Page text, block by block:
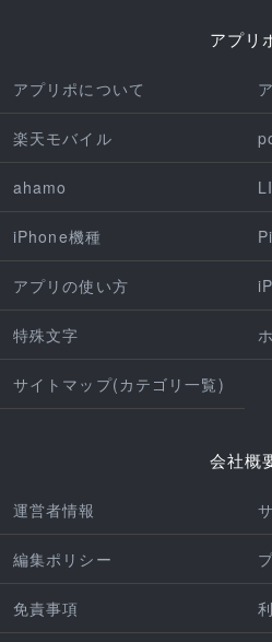
アプリ
アプリポについて
楽天モバイル
ahamo
iPhone機種
アプリの使い方
特殊文字
サイトマップ(カテゴリ一覧)
会社概
運営者情報
編集ポリシー
免責事項